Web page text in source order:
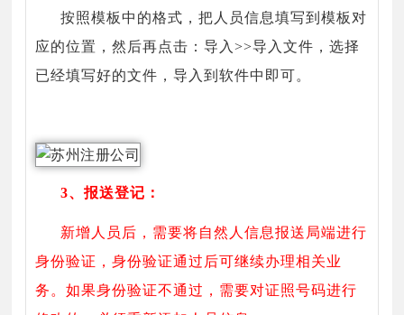
按照模板中的格式，把人员信息填写到模板对
应的位置，然后再点击：导入>>导入文件，选择
已经填写好的文件，导入到软件中即可。
3、报送登记：
新增人员后，需要将自然人信息报送局端进行
身份验证，身份验证通过后可继续办理相关业
务。如果身份验证不通过，需要对证照号码进行